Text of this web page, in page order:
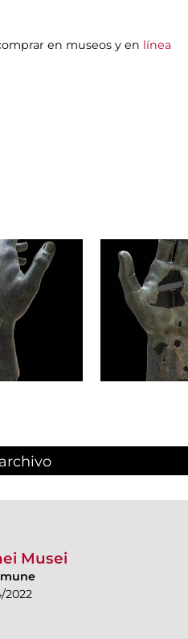
en museos y en línea
Musei
2022